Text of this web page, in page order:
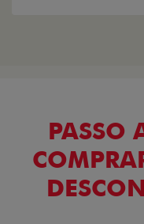
PASSO